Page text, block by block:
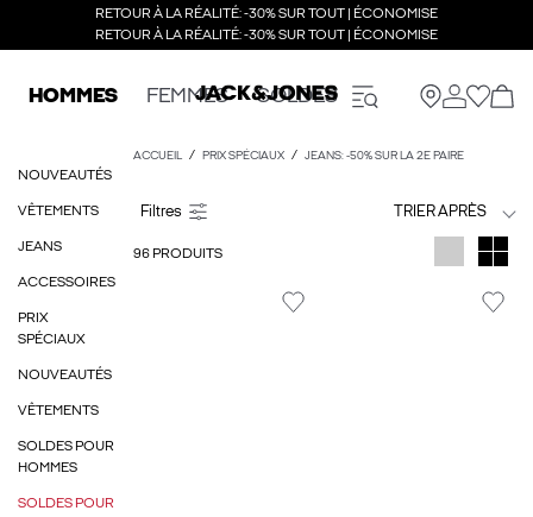
RETOUR À LA RÉALITÉ: -30% SUR TOUT | ÉCONOMISE
RETOUR À LA RÉALITÉ: -30% SUR TOUT | ÉCONOMISE
HOMMES FEMMES SOLDES
NOUVEAUTÉS
VÊTEMENTS
JEANS
ACCESSOIRES
PRIX
SPÉCIAUX
NOUVEAUTÉS
VÊTEMENTS
SOLDES POUR
HOMMES
SOLDES POUR
ACCUEIL PRIX SPÉCIAUX JEANS: -50% SUR LA 2E PAIRE
TRIER APRÈS
96 PRODUITS